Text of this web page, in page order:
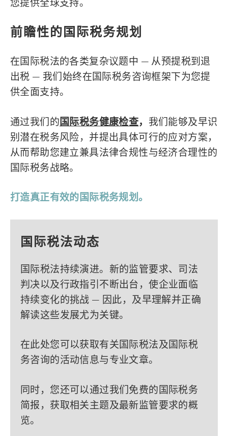
您提供全球支持。
前瞻性的国际税务规划
在国际税法的各类复杂议题中 — 从预提税到退
出税 — 我们始终在国际税务咨询框架下为您提
供全面支持。
通过我们的国际税务健康检查， 我们能够及早识
别潜在税务风险，并提出具体可行的应对方案，
从而帮助您建立兼具法律合规性与经济合理性的
国际税务战略。
打造真正有效的国际税务规划。
国际税法动态
国际税法持续演进。新的监管要求、司法
判决以及行政指引不断出台，使企业面临
持续变化的挑战 — 因此，及早理解并正确
解读这些发展尤为关键。
在此处您可以获取有关国际税法及国际税
务咨询的活动信息与专业文章。
同时，您还可以通过我们免费的国际税务
简报，获取相关主题及最新监管要求的概
览。